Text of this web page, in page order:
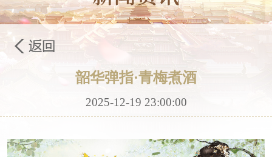
韶华弹指·青梅煮酒
2025-12-19 23:00:00